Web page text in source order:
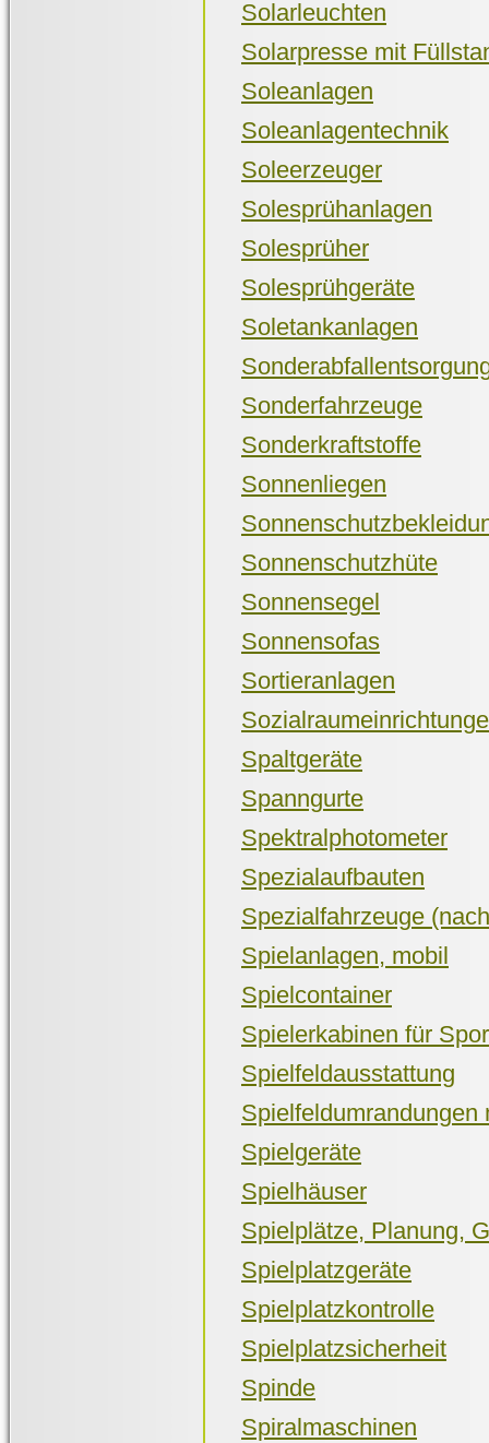
Solarleuchten
Solarpresse mit
Soleanlagen
Soleanlagentechnik
Soleerzeuger
Solesprühanlagen
Solesprüher
Solesprühgeräte
Soletankanlagen
Sonderfahrzeuge
Sonderkraftstoffe
Sonnenliegen
Sonnenschutzhüte
Sonnensegel
Sonnensofas
Sortieranlagen
Spaltgeräte
Spanngurte
Spektralphotometer
Spezialaufbauten
Spezialfahrzeuge
Spielanlagen, mobil
Spielcontainer
Spielerkabinen für
Spielfeldausstattung
Spielfeldumrandungen
Spielgeräte
Spielhäuser
Spielplätze, Planung,
Spielplatzgeräte
Spielplatzkontrolle
Spielplatzsicherheit
Spinde
Spiralmaschinen